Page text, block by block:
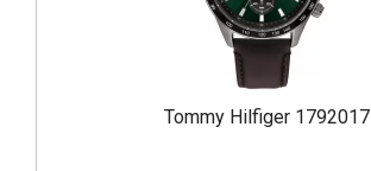
Tommy Hilfiger 1792017